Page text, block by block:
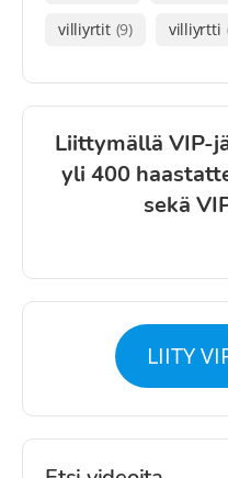
villiyrtit (9) villiyrtti
Liittymällä VIP-
yli 400
sekä
LIITY